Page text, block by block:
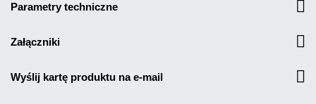
parametry techniczne
załączniki
wyślij kartę produktu na e-mail